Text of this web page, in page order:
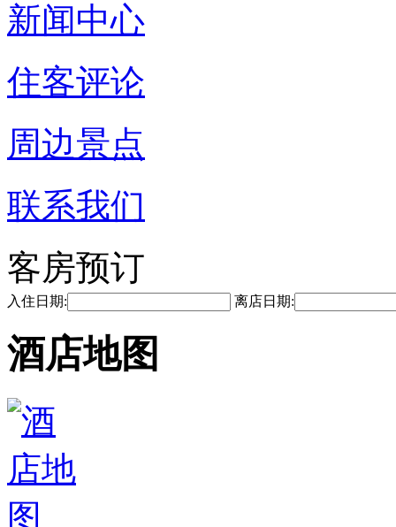
新闻中心
住客评论
周边景点
联系我们
客房预订
入住日期: 离店日期:
酒店地图